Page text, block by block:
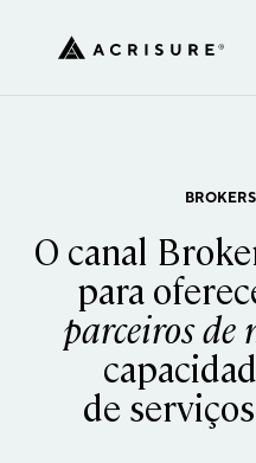
O canal
para
parceiros de
de